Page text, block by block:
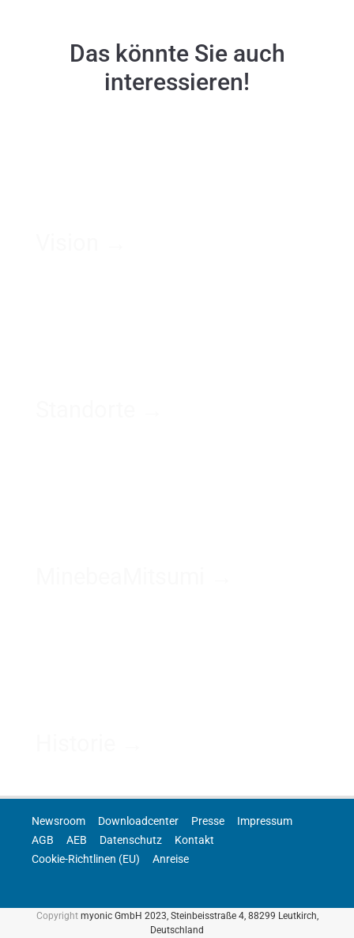
Das könnte Sie auch
interessieren!
Newsroom Downloadcenter Presse
Impressum
AGB
AEB Datenschutz
Kontakt
Cookie-Richtlinen (EU)
Anreise
Copyright myonic GmbH 2023, Steinbeisstraße 4, 88299 Leutkirch,
Deutschland